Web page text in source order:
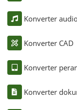
Konverter
Konverter CAD
Konverter
Konverter